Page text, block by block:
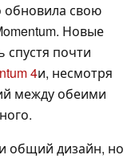
обновила свою
Новые
спустя почти
4и, несмотря
между обеими
общий дизайн, но